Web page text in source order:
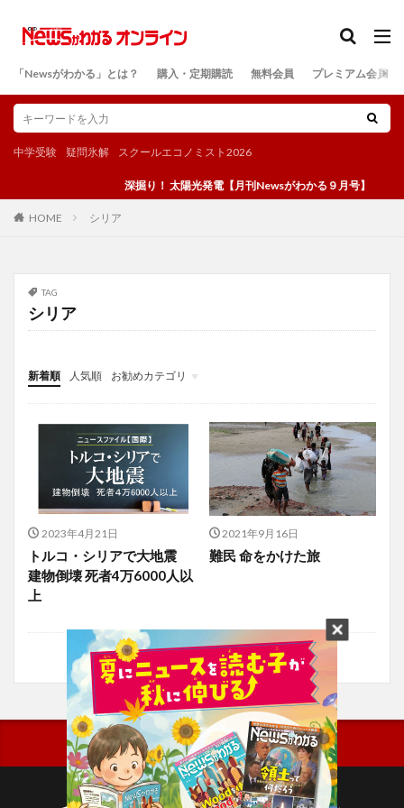
「Newsがわかる」とは？ 購入・定期購読 無料会員 プレミアム会員
中学受験 疑問氷解 スクールエコノミスト2026
深掘り！ 太陽光発電【月刊Newsがわかる９月号】
HOME シリア
TAG
シリア
新着順 人気順
お勧めカテゴリ
投稿
学び
マンガ
電子書籍
2023年4月21日
トルコ・シリアで大地震
建物倒壊 死者4万6000人以
上
2021年9月16日
難民 命をかけた旅
検索